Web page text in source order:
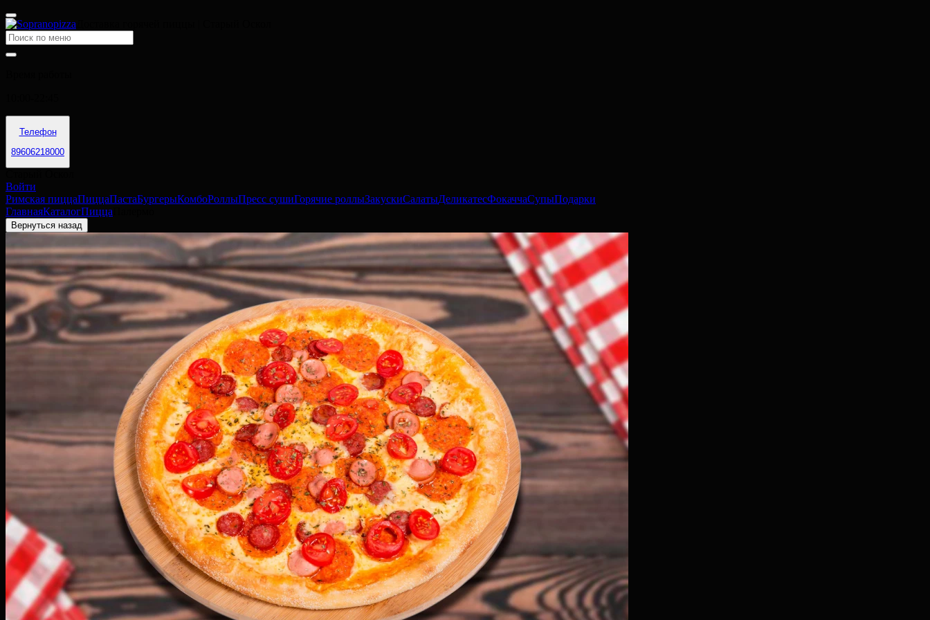
Телефон
89606218000
Войти
Римская пиццаПиццаПастаБургерыКомбоРоллыПресс сушиГорячие роллыЗакускиСалатыДеликатесФокаччаСупыПодарки
ГлавнаяКаталогПицца
Вернуться назад